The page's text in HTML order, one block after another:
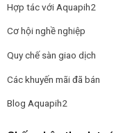
Hợp tác với Aquapih2
Cơ hội nghề nghiệp
Quy chế sàn giao dịch
Các khuyến mãi đã bán
Blog Aquapih2